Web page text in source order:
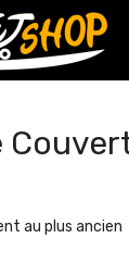
au plus ancien